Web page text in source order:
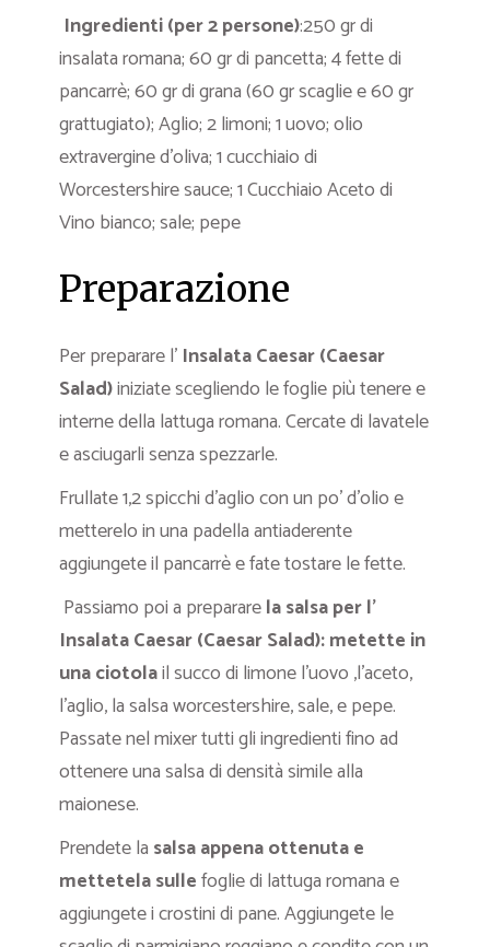
Ingredienti (per 2 persone):250 gr di
insalata romana; 60 gr di pancetta; 4 fette di
pancarrè; 60 gr di grana (60 gr scaglie e 60 gr
grattugiato); Aglio; 2 limoni; 1 uovo; olio
extravergine d’oliva; 1 cucchiaio di
Worcestershire sauce; 1 Cucchiaio Aceto di
Vino bianco; sale; pepe
Preparazione
Per preparare l’ Insalata Caesar (Caesar
Salad)iniziate scegliendo le foglie più tenere e
interne della lattuga romana. Cercate di lavatele
e asciugarli senza spezzarle.
Frullate 1,2 spicchi d’aglio con un po’ d’olio e
metterelo in una padella antiaderente
aggiungete il pancarrè e fate tostare le fette.
Passiamo poi a prepararela salsa per l’
Insalata Caesar (Caesar Salad): metette in
una ciotolail succo di limone l’uovo ,l’aceto,
l’aglio, la salsa worcestershire, sale, e pepe.
Passate nel mixer tutti gli ingredienti fino ad
ottenere una salsa di densità simile alla
maionese.
Prendete la salsa appena ottenuta e
mettetela sullefoglie di lattuga romana e
aggiungete i crostini di pane. Aggiungete le